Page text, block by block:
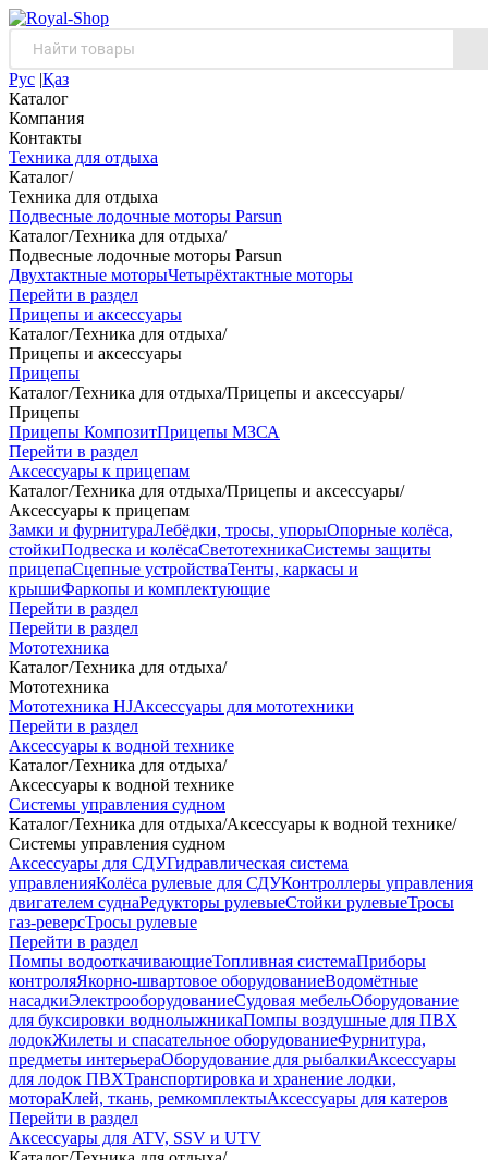
Рус |Қаз
Каталог
Компания
Контакты
Техника для отдыха
Каталог/
Техника для отдыха
Подвесные лодочные моторы Parsun
Каталог/Техника для отдыха/
Подвесные лодочные моторы Parsun
Двухтактные моторыЧетырёхтактные моторы
Перейти в раздел
Прицепы и аксессуары
Каталог/Техника для отдыха/
Прицепы и аксессуары
Прицепы
Каталог/Техника для отдыха/Прицепы и аксессуары/
Прицепы
Прицепы КомпозитПрицепы МЗСА
Перейти в раздел
Аксессуары к прицепам
Каталог/Техника для отдыха/Прицепы и аксессуары/
Аксессуары к прицепам
Замки и фурнитураЛебёдки, тросы, упорыОпорные колёса,
стойкиПодвеска и колёсаСветотехникаСистемы защиты
прицепаСцепные устройстваТенты, каркасы и
крышиФаркопы и комплектующие
Перейти в раздел
Перейти в раздел
Мототехника
Каталог/Техника для отдыха/
Мототехника
Мототехника HJАксессуары для мототехники
Перейти в раздел
Аксессуары к водной технике
Каталог/Техника для отдыха/
Аксессуары к водной технике
Системы управления судном
Каталог/Техника для отдыха/Аксессуары к водной технике/
Системы управления судном
Аксессуары для СДУГидравлическая система
управленияКолёса рулевые для СДУКонтроллеры управления
двигателем суднаРедукторы рулевыеСтойки рулевыеТросы
газ-реверсТросы рулевые
Перейти в раздел
Помпы водооткачивающиеТопливная системаПриборы
контроляЯкорно-швартовое оборудованиеВодомётные
насадкиЭлектрооборудованиеСудовая мебельОборудование
для буксировки воднолыжникаПомпы воздушные для ПВХ
лодокЖилеты и спасательное оборудованиеФурнитура,
предметы интерьераОборудование для рыбалкиАксессуары
для лодок ПВХТранспортировка и хранение лодки,
мотораКлей, ткань, ремкомплектыАксессуары для катеров
Перейти в раздел
Аксессуары для ATV, SSV и UTV